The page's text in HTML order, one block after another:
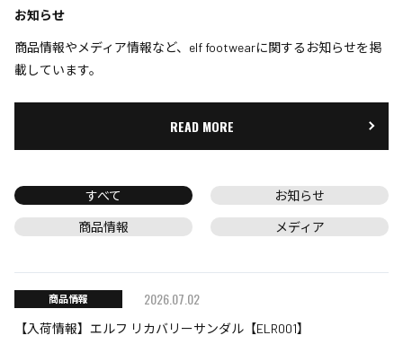
すべて お知らせ
商品情報 メディア
商品情報 2026.07.02
【入荷情報】エルフ リカバリーサンダル【ELR001】
お知らせ
商品情報やメディア情報など、elf footwearに関するお知らせを掲
載しています。
READ MORE